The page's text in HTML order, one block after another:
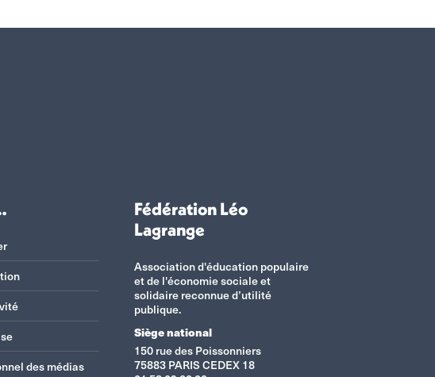
des médias
Fédération Léo
Lagrange
Association d'éducation populaire
et de l'économie sociale et
solidaire reconnue d’utilité
publique.
Siège national
150 rue des Poissonniers
75883 PARIS CEDEX 18